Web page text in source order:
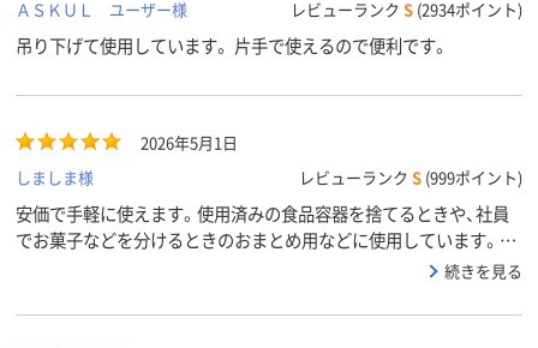
アスクル
ＡＳＫＵＬ ユーザー様
レビューランク S (2934ポイント)
吊り下げて使用しています。 片手で使えるので便利です。
2026年5月1日
しましま様
レビューランク S (999ポイント)
安価で手軽に使えます。使用済みの食品容器を捨てるときや、社員
でお菓子などを分けるときのおまとめ用などに使用しています。丈
続きを見る